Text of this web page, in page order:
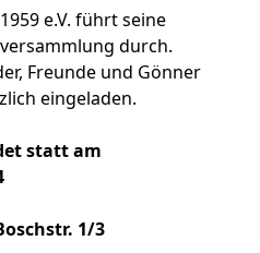
e.V. führt seine
durch.
Freunde und Gönner
eingeladen.
statt am
1/3